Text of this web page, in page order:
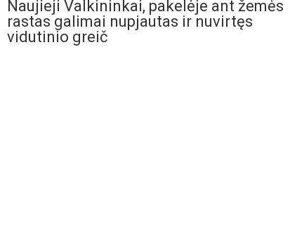
Naujieji Valkininkai, pakelėje ant žemės
rastas galimai nupjautas ir nuvirtęs
vidutinio greič